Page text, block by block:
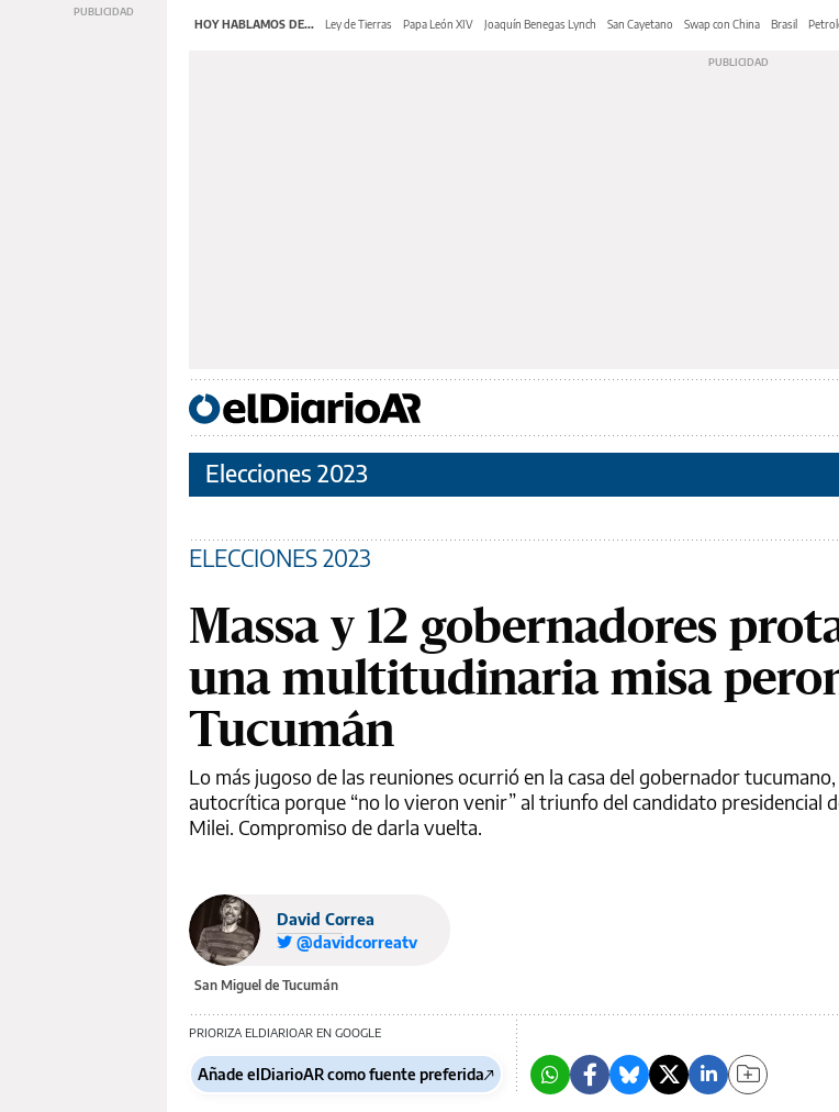
HOY HABLAMOS DE... Ley de Tierras Papa León XIV Joaquín Benegas Lynch San Cayetano Swap con China Brasil
Elecciones 2023
ELECCIONES 2023
Massa y 12 gobernadores
una multitudinaria misa
Tucumán
Lo más jugoso de las reuniones ocurrió en la casa del gobernador
autocrítica porque “no lo vieron venir” al triunfo del candidato presidencial
Milei. Compromiso de darla vuelta.
David Correa
@davidcorreatv
San Miguel de Tucumán
PRIORIZA ELDIARIOAR EN GOOGLE
Añade elDiarioAR como fuente preferida